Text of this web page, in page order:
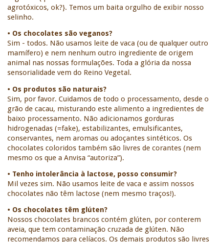
agrotóxicos, ok?}. Temos um baita orgulho de exibir nosso
selinho.
• Os chocolates são veganos?
Sim - todos. Não usamos leite de vaca (ou de qualquer outro
mamífero) e nem nenhum outro ingrediente de origem
animal nas nossas formulações. Toda a glória da nossa
sensorialidade vem do Reino Vegetal.
• Os produtos são naturais?
Sim, por favor. Cuidamos de todo o processamento, desde o
grão de cacau, misturando este alimento a ingredientes de
baixo processamento. Não adicionamos gorduras
hidrogenadas (=fake), estabilizantes, emulsificantes,
conservantes, nem aromas ou adoçantes sintéticos. Os
chocolates coloridos também são livres de corantes (nem
mesmo os que a Anvisa “autoriza”).
• Tenho intolerância à lactose, posso consumir?
Mil vezes sim. Não usamos leite de vaca e assim nossos
chocolates não têm lactose (nem mesmo traços!).
• Os chocolates têm glúten?
Nossos chocolates brancos contém glúten, por conterem
aveia, que tem contaminação cruzada de glúten. Não
recomendamos para celíacos. Os demais produtos são livres